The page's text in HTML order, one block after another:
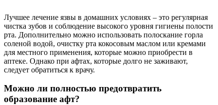
Лучшее лечение язвы в домашних условиях – это регулярная
чистка зубов и соблюдение высокого уровня гигиены полости
рта. Дополнительно можно использовать полоскание горла
соленой водой, очистку рта кокосовым маслом или кремами
для местного применения, которые можно приобрести в
аптеке. Однако при афтах, которые долго не заживают,
следует обратиться к врачу.
Можно ли полностью предотвратить
образование афт?